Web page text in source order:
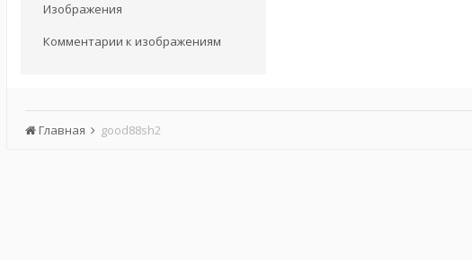
Изображения
Комментарии к изображениям
Главная good88sh2